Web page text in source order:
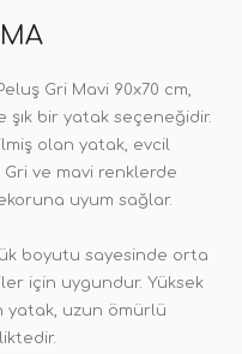
Gri Mavi 90x70 cm,
bir yatak seçeneğidir.
olan yatak, evcil
Gri ve mavi renklerde
uyum sağlar.
boyutu sayesinde orta
için uygundur. Yüksek
yatak, uzun ömürlü